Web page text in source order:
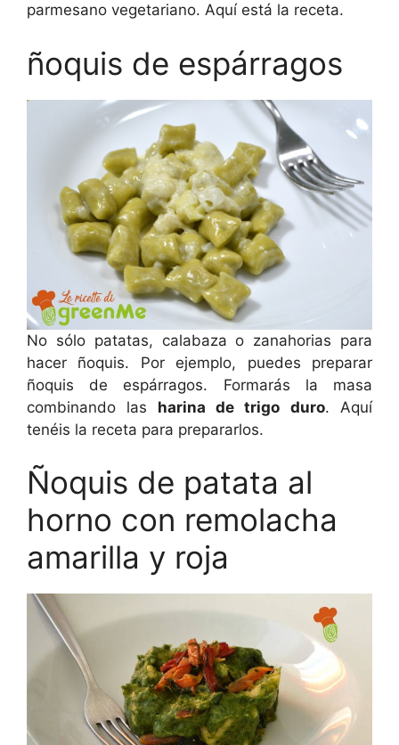
parmesano vegetariano. Aquí está la receta.
ñoquis de espárragos
No sólo patatas, calabaza o zanahorias para
hacer ñoquis. Por ejemplo, puedes preparar
ñoquis de espárragos. Formarás la masa
combinando las harina de trigo duro. Aquí
tenéis la receta para prepararlos.
Ñoquis de patata al
horno con remolacha
amarilla y roja